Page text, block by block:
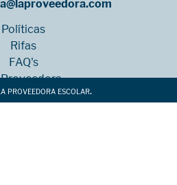
Políticas
Rifas
FAQ's
proveedora escolar.